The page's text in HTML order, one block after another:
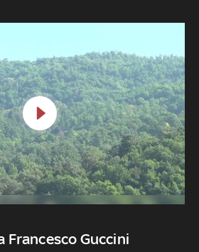
Francesco Guccini